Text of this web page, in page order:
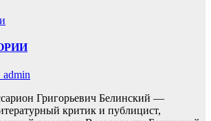
Григорьевич Белинский —
критик и публицист,